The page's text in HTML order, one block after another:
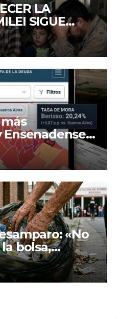
LA
SIGUE
Ensenadenses
«No
bolsa,